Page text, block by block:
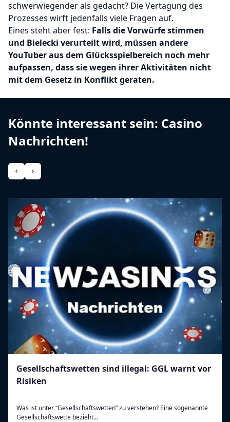
schwerwiegender als gedacht? Die Vertagung des
Prozesses wirft jedenfalls viele Fragen auf.
Eines steht aber fest: Falls die Vorwürfe stimmen
und Bielecki verurteilt wird, müssen andere
YouTuber aus dem Glücksspielbereich noch mehr
aufpassen, dass sie wegen ihrer Aktivitäten nicht
mit dem Gesetz in Konflikt geraten.
Könnte interessant sein: Casino
Nachrichten!
Gesellschaftswetten sind illegal: GGL warnt vor
Risiken
Was ist unter “Gesellschaftswetten” zu verstehen? Eine sogenannte
Gesellschaftswette bezieht...